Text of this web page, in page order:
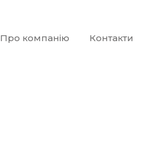
Про компанію Контакти